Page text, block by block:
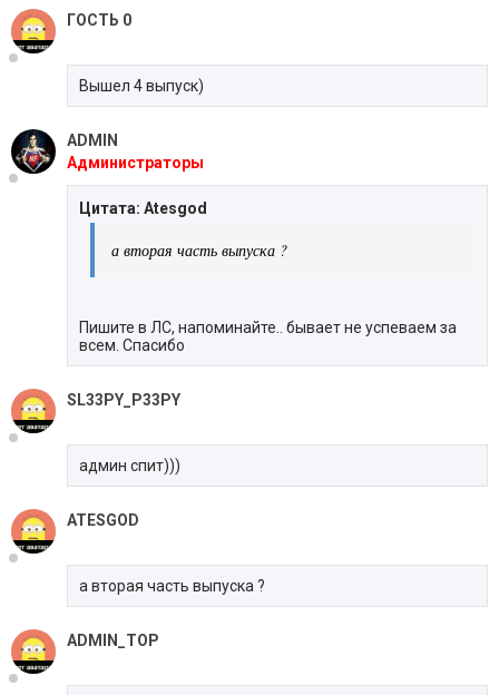
ГОСТЬ 0
Вышел 4 выпуск)
ADMIN
Администраторы
Цитата: Atesgod
а вторая часть выпуска ?
Пишите в ЛС, напоминайте.. бывает не успеваем за
всем. Спасибо
SL33PY_P33PY
админ спит)))
ATESGOD
а вторая часть выпуска ?
ADMIN_TOP